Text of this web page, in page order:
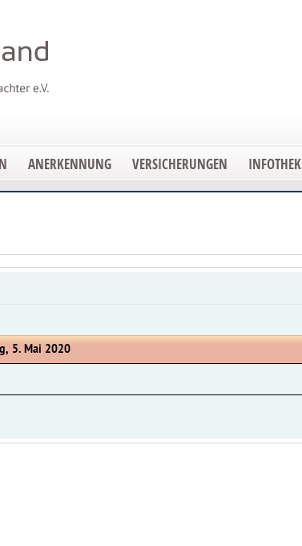
ANERKENNUNG VERSICHERUNGEN INFOTHEK
5. Mai 2020